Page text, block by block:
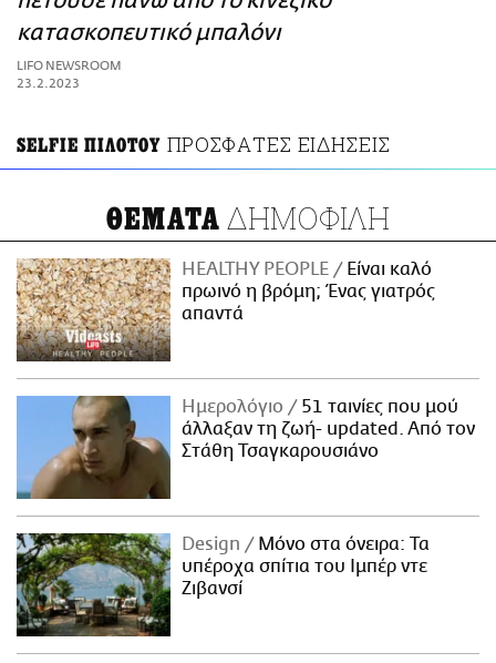
ΑΜΠΑ
PRINT
κατασκοπευτικό μπαλόνι
LIFO NEWSROOM
23.2.2023
SELFIE ΠΙΛΟΤΟΥ ΠΡΟΣΦΑΤΕΣ ΕΙΔΗΣΕΙΣ
ΘΕΜΑΤΑ ΔΗΜΟΦΙΛΗ
HEALTHY PEOPLE
Είναι καλό
πρωινό η βρόμη; Ένας γιατρός
απαντά
Ημερολόγιο
51 ταινίες που μού
άλλαξαν τη ζωή- updated. Aπό τον
Στάθη Τσαγκαρουσιάνο
Design
Μόνο στα όνειρα: Τα
υπέροχα σπίτια του Ιμπέρ ντε
Ζιβανσί